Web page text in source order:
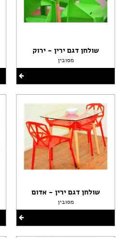
שולחן דגם ירין - ירוק
מסובין
שולחן דגם ירין - אדום
מסובין